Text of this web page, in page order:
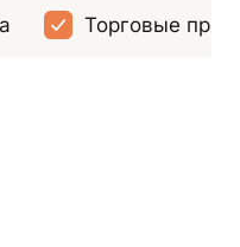
Торговые